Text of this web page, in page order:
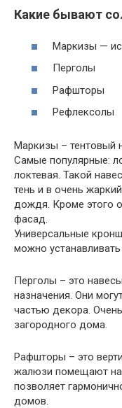
Какие бывают
Маркизы —
Перголы
Рафшторы
Рефлексолы
Маркизы – тентовый
Самые популярные:
локтевая. Такой
тень и в очень
дождя. Кроме этого
фасад.
Универсальные
можно устанавливать
Перголы – это
назначения. Они
частью декора.
загородного дома.
Рафшторы – это
жалюзи помещают на
позволяет
домов.